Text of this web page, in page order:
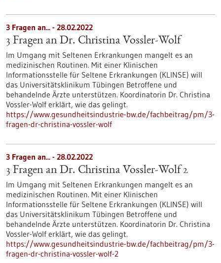
3 Fragen an... - 28.02.2022
3 Fragen an Dr. Christina Vossler-Wolf
Im Umgang mit Seltenen Erkrankungen mangelt es an
medizinischen Routinen. Mit einer Klinischen
Informationsstelle für Seltene Erkrankungen (KLINSE) will
das Universitätsklinikum Tübingen Betroffene und
behandelnde Ärzte unterstützen. Koordinatorin Dr. Christina
Vossler-Wolf erklärt, wie das gelingt.
https://www.gesundheitsindustrie-bw.de/fachbeitrag/pm/3-
fragen-dr-christina-vossler-wolf
3 Fragen an... - 28.02.2022
3 Fragen an Dr. Christina Vossler-Wolf 2
Im Umgang mit Seltenen Erkrankungen mangelt es an
medizinischen Routinen. Mit einer Klinischen
Informationsstelle für Seltene Erkrankungen (KLINSE) will
das Universitätsklinikum Tübingen Betroffene und
behandelnde Ärzte unterstützen. Koordinatorin Dr. Christina
Vossler-Wolf erklärt, wie das gelingt.
https://www.gesundheitsindustrie-bw.de/fachbeitrag/pm/3-
fragen-dr-christina-vossler-wolf-2